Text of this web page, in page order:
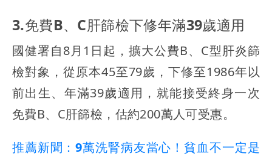
3.免費B、C肝篩檢下修年滿39歲適用
國健署自8月1日起，擴大公費B、C型肝炎篩
檢對象，從原本45至79歲，下修至1986年以
前出生、年滿39歲適用，就能接受終身一次
免費B、C肝篩檢，估約200萬人可受惠。
推薦新聞：9萬洗腎病友當心！貧血不一定是